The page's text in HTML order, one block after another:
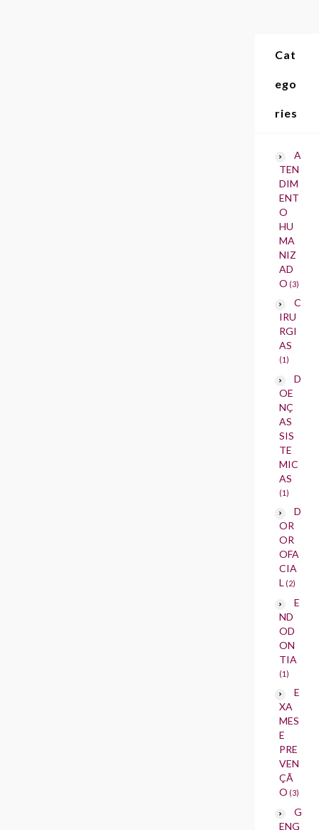
Cat
ego
ries
A
TEN
DIM
ENT
O
HU
MA
NIZ
AD
O (3)
C
IRU
RGI
AS
(1)
D
OE
NÇ
AS
SIS
TE
MIC
AS
(1)
D
OR
OR
OFA
CIA
L (2)
E
ND
OD
ON
TIA
(1)
E
XA
MES
E
PRE
VEN
ÇÃ
O (3)
G
ENG